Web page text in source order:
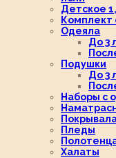
Детское
Комплект
Одеяла
До 3
Подушки
До 3
Наборы с
Пледы
Халаты